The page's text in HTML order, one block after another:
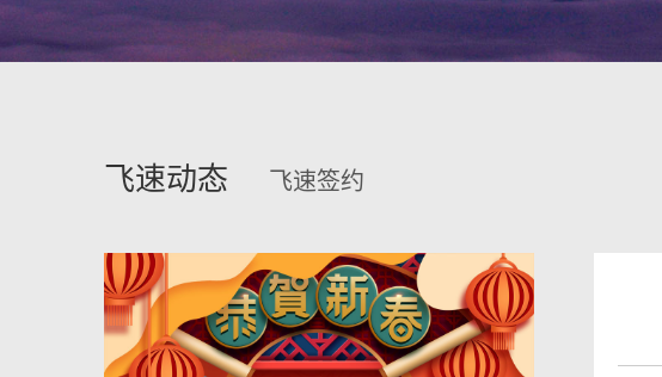
飞速动态 飞速签约